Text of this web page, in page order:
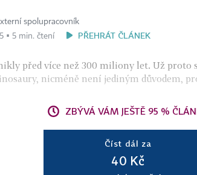
spolupracovník
▪ 5 min. čtení
PŘEHRÁT ČLÁNEK
před více než 300 miliony let. Už proto
nicméně není jediným důvodem,
ZBÝVÁ VÁM JEŠTĚ 95 %
Číst dál za
40 Kč